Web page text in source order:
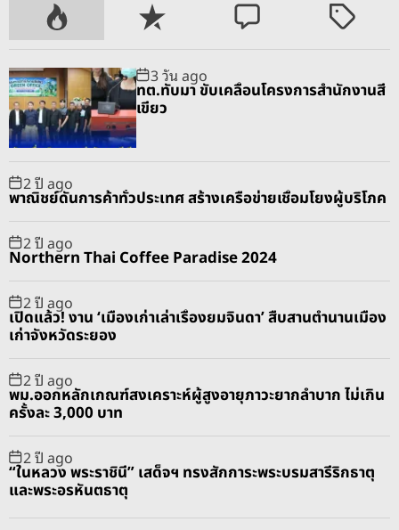
P
o
p
u
l
a
r
R
e
c
e
n
C
o
m
m
e
T
g
g
e
3 วัน ago
ทต.ทับมา ขับเคลื่อนโครงการสำนักงานสี
เขียว
2 ปี ago
พาณิชย์ดันการค้าทั่วประเทศ สร้างเครือข่ายเชื่อมโยงผู้บริโภค
2 ปี ago
Northern Thai Coffee Paradise 2024
2 ปี ago
เปิดแล้ว! งาน ‘เมืองเก่าเล่าเรื่องยมจินดา’ สืบสานตำนานเมือง
เก่าจังหวัดระยอง
2 ปี ago
พม.ออกหลักเกณฑ์สงเคราะห์ผู้สูงอายุภาวะยากลำบาก ไม่เกิน
ครั้งละ 3,000 บาท
2 ปี ago
“ในหลวง พระราชินี” เสด็จฯ ทรงสักการะพระบรมสารีริกธาตุ
และพระอรหันตธาตุ